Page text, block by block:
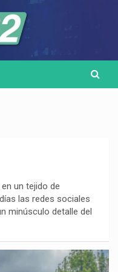
un tejido de
las redes sociales
minúsculo detalle del